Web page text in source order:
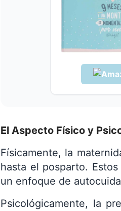
El Aspecto Físico y
Físicamente, la
hasta el posparto.
un enfoque de
Psicológicamente, la